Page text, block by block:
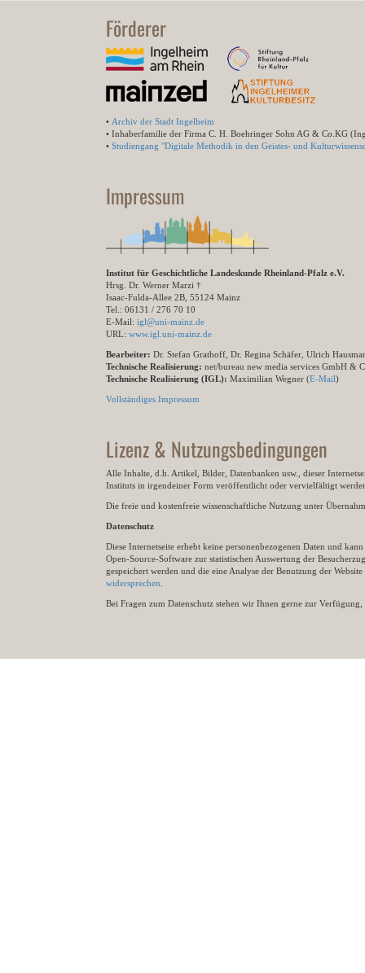
Förderer
• Archiv der Stadt Ingelheim
• Inhaberfamilie der Firma C. H. Boehringer Sohn AG & Co.KG
• Studiengang "Digitale Methodik in den Geistes- und
Impressum
Institut für Geschichtliche Landeskunde Rheinland-Pfalz e.V.
Hrsg. Dr. Werner Marzi †
Isaac-Fulda-Allee 2B, 55124 Mainz
Tel.: 06131 / 276 70 10
E-Mail: igl@uni-mainz.de
URL: www.igl.uni-mainz.de
Bearbeiter: Dr. Stefan Grathoff, Dr. Regina Schäfer, Ulrich
Technische Realisierung: net/bureau new media services GmbH &
Technische Realisierung (IGL): Maximilian Wegner (E-Mail)
Vollständiges Impressum
Lizenz & Nutzungsbedingungen
Alle Inhalte, d.h. Artikel, Bilder, Datenbanken usw., dieser
Instituts in irgendeiner Form veröffentlicht oder vervielfältigt
Die freie und kostenfreie wissenschaftliche Nutzung unter
Datenschutz
Diese Internetseite erhebt keine personenbezogenen Daten und
Open-Source-Software zur statistischen Auswertung der
gespeichert werden und die eine Analyse der Benutzung der
widersprechen
Bei Fragen zum Datenschutz stehen wir Ihnen gerne zur